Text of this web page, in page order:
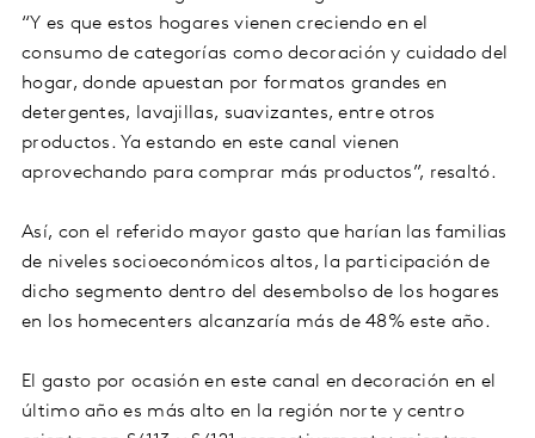
“Y es que estos hogares vienen creciendo en el
consumo de categorías como decoración y cuidado del
hogar, donde apuestan por formatos grandes en
detergentes, lavajillas, suavizantes, entre otros
productos. Ya estando en este canal vienen
aprovechando para comprar más productos”, resaltó.
Así, con el referido mayor gasto que harían las familias
de niveles socioeconómicos altos, la participación de
dicho segmento dentro del desembolso de los hogares
en los homecenters alcanzaría más de 48% este año.
El gasto por ocasión en este canal en decoración en el
último año es más alto en la región norte y centro